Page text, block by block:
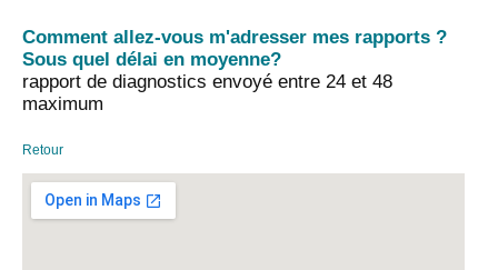
Comment allez-vous m'adresser mes rapports ?
Sous quel délai en moyenne?
rapport de diagnostics envoyé entre 24 et 48
maximum
Retour